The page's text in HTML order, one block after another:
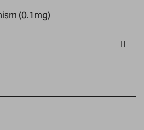
(0.1mg)